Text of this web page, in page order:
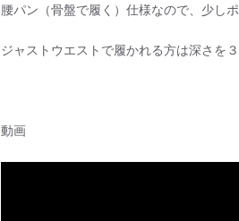
腰パン（骨盤で履く）仕様なので、少し
ジャストウエストで履かれる方は深さを
動画